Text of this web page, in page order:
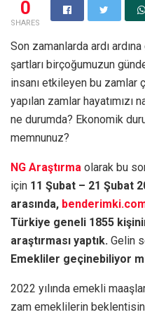
0
SHARES
Son zamanlarda ardı
şartları birçoğumuzun
insanı etkileyen bu zamlar
yapılan zamlar hayatımızı
ne durumda? Ekonomik
memnunuz?
NG Araştırma olarak bu
için 11 Şubat – 21 Şubat
arasında,
Türkiye geneli 1855
araştırması yaptık. Gelin
Emekliler geçinebiliyor
2022 yılında emekli
zam emeklilerin